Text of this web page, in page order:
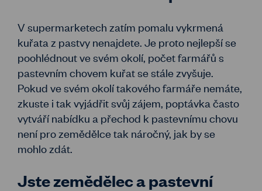
V supermarketech zatím pomalu vykrmená
kuřata z pastvy nenajdete. Je proto nejlepší se
poohlédnout ve svém okolí, počet farmářů s
pastevním chovem kuřat se stále zvyšuje.
Pokud ve svém okolí takového farmáře nemáte,
zkuste i tak vyjádřit svůj zájem, poptávka často
vytváří nabídku a přechod k pastevnímu chovu
není pro zemědělce tak náročný, jak by se
mohlo zdát.
Jste zemědělec a pastevní